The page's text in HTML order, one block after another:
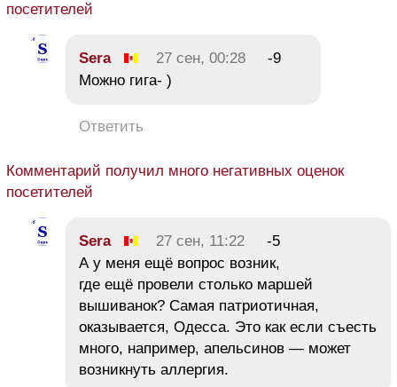
посетителей
Sera 27 сен, 00:28
-9
Можно гига- )
Ответить
Комментарий получил много негативных оценок
посетителей
Sera 27 сен, 11:22
-5
А у меня ещё вопрос возник,
где ещё провели столько маршей
вышиванок? Самая патриотичная,
оказывается, Одесса. Это как если съесть
много, например, апельсинов — может
возникнуть аллергия.